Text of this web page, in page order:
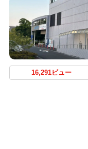
16,291ビュー